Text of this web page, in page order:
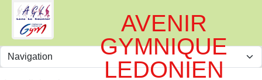
AVENIR
GYMNIQUE
LEDONIEN
Panneau de gestion des cookies